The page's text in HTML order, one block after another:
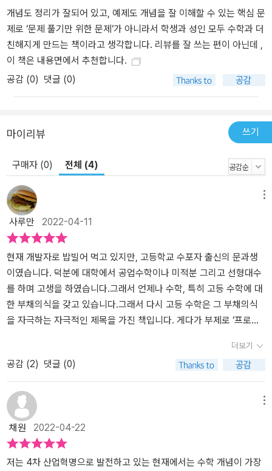
개념도 정리가 잘되어 있고, 예제도 개념을 잘 이해할 수 있는 핵심 문
제로 ‘문제 풀기만 위한 문제‘가 아니라서 학생과 성인 모두 수학과 더
친해지게 만드는 책이라고 생각합니다. 리뷰를 잘 쓰는 편이 아닌데 ,
이 책은 내용면에서 추천합니다.
공감 (0) 댓글 (0)
마이리뷰 쓰기
구매자 (0) 전체 (4)
사루만 2022-04-11
현재 개발자로 밥빌어 먹고 있지만, 고등학교 수포자 출신의 문과생
이였습니다. 덕분에 대학에서 공업수학이나 미적분 그리고 선형대수
를 하며 고생을 하였습니다.그래서 언제나 수학, 특히 고등 수학에 대
한 부채의식을 갖고 있습니다.그래서 다시 고등 수학은 그 부채의식
을 자극하는 자극적인 제목을 가진 책입니다. 게다가 부제로 ‘프로그
우선 책은 고등학교 수학을 학습 순서가 아닌 분야별로 재구성하고
이를 통해 하나씩 차근차근 설명해 나갑니다.우선 각 파트의 시작에
서는 필자가 칼럼이라고 말하는 해당 카테고리의 시작의 역사와 그에
얽힌 이야기를 통해 흥미를 느끼도록 만들고 시작됩니다.그리고 하나
씩 간단한 개념을 이야기하며 명제를 제시하고 해당 명제를 스텝바이
스텝으로 매스텝 친절한 설명과 해석을 넣으며 공식을 유도합니다.
고등학교때 문제 풀이부터 시작하는것과 달리 무엇에서 왜 이렇게 어
떻게 나왔는가를 하나씩 접근해 나갑니다. 그리고 필요 하다면 교과
더보기
공감 (2) 댓글 (0)
채원 2022-04-22
저는 4차 산업혁명으로 발전하고 있는 현재에서는 수학 개념이 가장